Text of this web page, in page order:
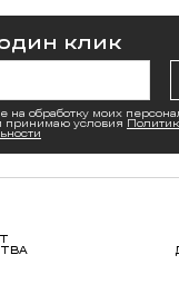
клик
на обработку моих
принимаю условия